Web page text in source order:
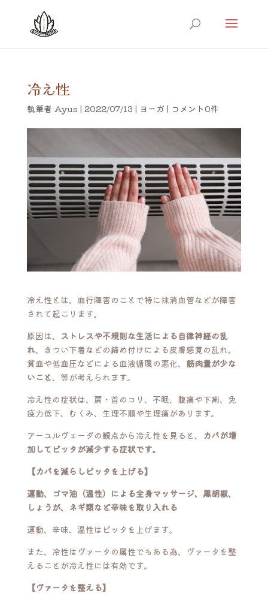
冷え性
執筆者 Ayus | 2022/07/13 | ヨーガ | コメント0件
冷え性とは、血行障害のことで特に抹消血管などが障害
されて起こります。
原因は、
ストレスや不規則な生活による自律神経の乱
れ、きつい下着などの締め付けによる皮膚感覚の乱れ、
貧血や低血圧などによる血液循環の悪化、 筋肉量が少な
いこと、等が考えられます。
冷え性の症状は、肩・首のコリ、不眠、腹痛や下痢、免
疫力低下、むくみ、生理不順や生理痛があります。
アーユルヴェーダの観点から冷え性を見ると、
カパが増
加してピッタが減少する症状です。
【カパを減らしピッタを上げる】
運動、ゴマ油（温性）による全身マッサージ、黒胡椒、
しょうが、ネギ類など辛味を取り入れる
運動、辛味、温性はピッタを上げます。
また、冷性はヴァータの属性でもある為、ヴァータを整
えることが冷え性には有効です。
【ヴァータを整える】